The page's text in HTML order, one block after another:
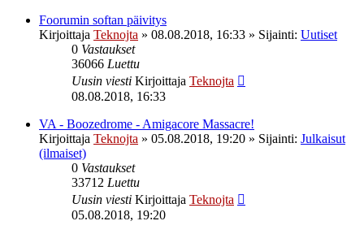
Foorumin softan päivitys
Kirjoittaja Teknojta » 08.08.2018, 16:33 » Sijainti: Uutiset
0 Vastaukset
36066 Luettu
Uusin viesti Kirjoittaja Teknojta
08.08.2018, 16:33
VA - Boozedrome - Amigacore Massacre!
Kirjoittaja Teknojta » 05.08.2018, 19:20 » Sijainti: Julkaisut
(ilmaiset)
0 Vastaukset
33712 Luettu
Uusin viesti Kirjoittaja Teknojta
05.08.2018, 19:20